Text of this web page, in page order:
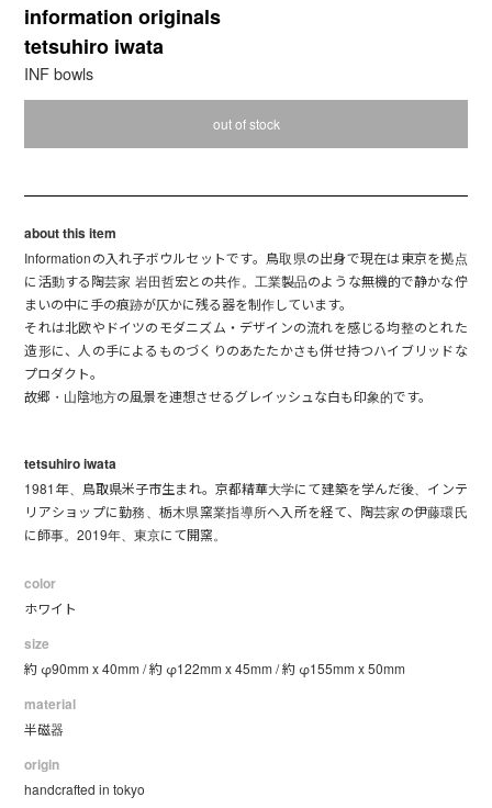
information originals
tetsuhiro iwata
INF bowls
out of stock
about this item
Informationの入れ子ボウルセットです。鳥取県の出身で現在は東京を拠点
に活動する陶芸家 岩田哲宏との共作。工業製品のような無機的で静かな佇
まいの中に手の痕跡が仄かに残る器を制作しています。
それは北欧やドイツのモダニズム・デザインの流れを感じる均整のとれた
造形に、人の手によるものづくりのあたたかさも併せ持つハイブリッドな
プロダクト。
故郷・山陰地方の風景を連想させるグレイッシュな白も印象的です。
tetsuhiro iwata
1981年、鳥取県米子市生まれ。京都精華大学にて建築を学んだ後、インテ
リアショップに勤務、栃木県窯業指導所へ入所を経て、陶芸家の伊藤環氏
に師事。2019年、東京にて開窯。
color
ホワイト
size
約 φ90mm x 40mm / 約 φ122mm x 45mm / 約 φ155mm x 50mm
material
半磁器
origin
handcrafted in tokyo